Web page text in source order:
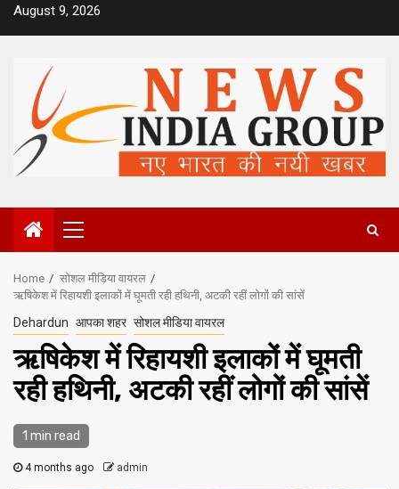
SkipAugust 9, 2026
Primary
Menu
Home
सोशल मीडिया वायरल
ऋषिकेश में रिहायशी इलाकों में घूमती रही हथिनी, अटकी रहीं लोगों की सांसें
Dehardun आपका शहर सोशल मीडिया वायरल
ऋषिकेश में रिहायशी इलाकों में घूमती
रही हथिनी, अटकी रहीं लोगों की सांसें
1 min read
4 months ago admin